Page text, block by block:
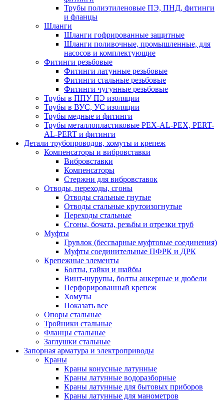
Трубы полиэтиленовые ПЭ, ПНД, фитинги
и фланцы
Шланги
Шланги гофрированные защитные
Шланги поливочные, промышленные, для
насосов и комплектующие
Фитинги резьбовые
Фитинги латунные резьбовые
Фитинги стальные резьбовые
Фитинги чугунные резьбовые
Трубы в ППУ ПЭ изоляции
Трубы в ВУС, УС изоляции
Трубы медные и фитинги
Трубы металлопластиковые PEX-AL-PEX, PERT-
AL-PERT и фитинги
Детали трубопроводов, хомуты и крепеж
Компенсаторы и вибровставки
Вибровставки
Компенсаторы
Стержни для вибровставок
Отводы, переходы, сгоны
Отводы стальные гнутые
Отводы стальные крутоизогнутые
Переходы стальные
Сгоны, бочата, резьбы и отрезки труб
Муфты
Грувлок (бессварные муфтовые соединения)
Муфты соединительные ПФРК и ДРК
Крепежные элементы
Болты, гайки и шайбы
Винт-шурупы, болты анкерные и дюбели
Перфорированный крепеж
Хомуты
Показать все
Опоры стальные
Тройники стальные
Фланцы стальные
Заглушки стальные
Запорная арматура и электроприводы
Краны
Краны конусные латунные
Краны латунные водоразборные
Краны латунные для бытовых приборов
Краны латунные для манометров